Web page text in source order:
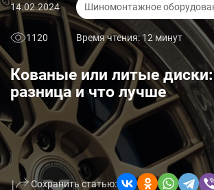
14.02.2024 Шиномонтажное
1120 Время чтения: 12 минут
Кованые или литые
разница и что лучше
Сохранить статью: